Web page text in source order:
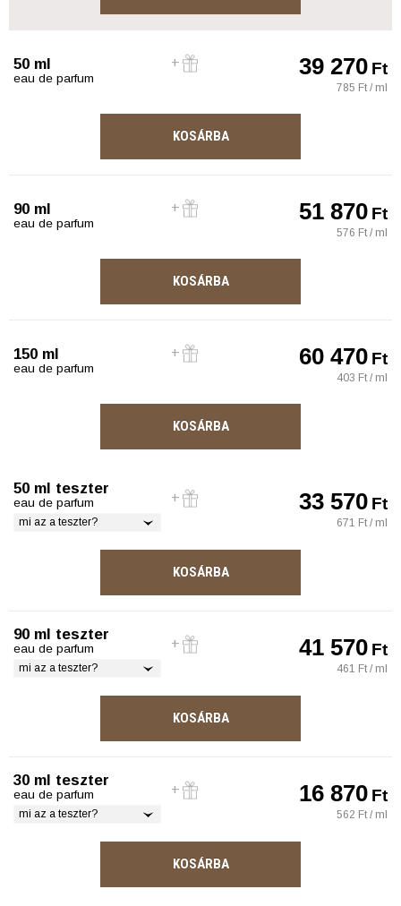
50 ml
eau de parfum 39 270Ft
785 Ft / ml
KOSÁRBA
90 ml
eau de parfum 51 870Ft
576 Ft / ml
KOSÁRBA
150 ml
eau de parfum 60 470Ft
403 Ft / ml
KOSÁRBA
50 ml teszter
eau de parfum
mi az a teszter?
33 570Ft
671 Ft / ml
KOSÁRBA
90 ml teszter
eau de parfum
mi az a teszter?
41 570Ft
461 Ft / ml
KOSÁRBA
30 ml teszter
eau de parfum
mi az a teszter?
16 870Ft
562 Ft / ml
KOSÁRBA